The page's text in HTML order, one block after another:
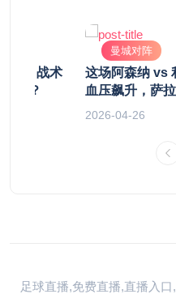
瞻：战术
住？
曼城对阵
这场阿森纳 vs
血压飙升，萨
2026-04-26
足球直播,免费直播,直播入